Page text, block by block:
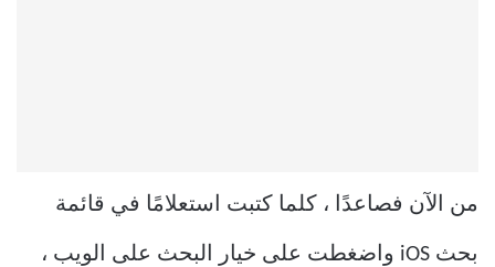
من الآن فصاعدًا ، كلما كتبت استعلامًا في قائمة
بحث iOS واضغطت على خيار البحث على الويب ،